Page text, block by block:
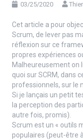
03/25/2020
Cet article a pour
Scrum, de lever pas
réflexion sur ce
propres expériences
Malheureusement on
quoi sur SCRM, dans
professionnels, sur le
Si je lançais un petit
la perception des
autre fois, promis).
Scrum est un « outils
populaires (peut-être